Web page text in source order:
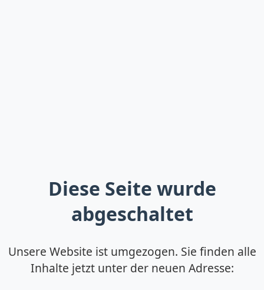
Diese Seite wurde
abgeschaltet
Unsere Website ist umgezogen. Sie finden alle
Inhalte jetzt unter der neuen Adresse: